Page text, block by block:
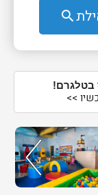
search
בטלגרם!
>>